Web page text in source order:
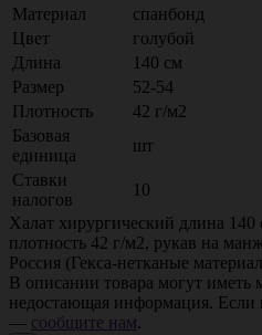
Материал
спанбонд
Цвет
голубой
Длина
140 см
Размер
52-54
Плотность
42 г/м2
Базовая
единица
шт
Ставки
налогов
10
Халат хирургический длина
плотность 42 г/м2, рукав на
Россия (Гекса-нетканые
В описании товара могут иметь
недостающая информация. Если
— сообщите нам.